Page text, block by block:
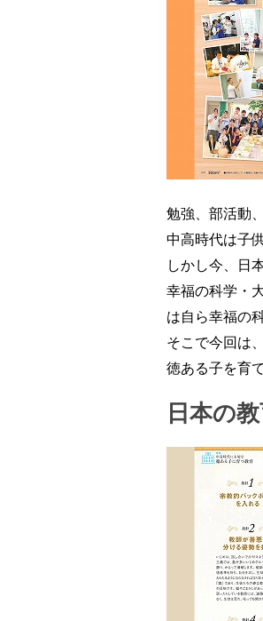
勉強、部活動
中高時代は子
しかし今、日
幸福の科学・
は自ら幸福の
そこで今回は
徳ある子を育
日本の